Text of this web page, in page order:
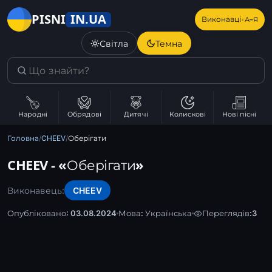
PISNI IN.UA Виконавці·А–Я
Світла Темна
Народні Обрядові Дитячі Колискові Нові пісні
Головна/CHEEV/Оберігати
CHEEV - «Оберігати»
Виконавець: CHEEV
Опубліковано: 03.08.2024 Мова: Українська Переглядів:3